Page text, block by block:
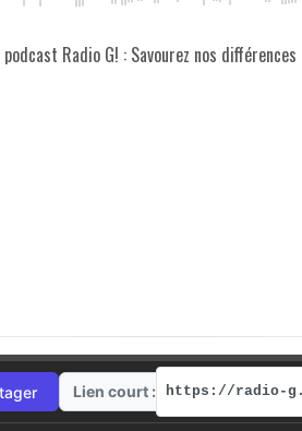
Radio G! : Savourez nos
Lien court :